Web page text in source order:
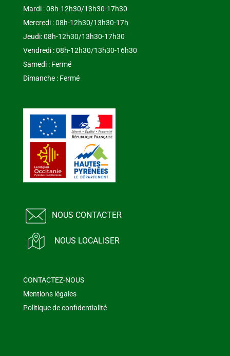
Mardi : 08h-12h30/13h30-17h30
Mercredi : 08h-12h30/13h30-17h
Jeudi: 08h-12h30/13h30-17h30
Vendredi : 08h-12h30/13h30-16h30
Samedi : Fermé
Dimanche : Fermé
NOUS CONTACTER
NOUS LOCALISER
CONTACTEZ-NOUS
Mentions légales
Politique de confidentialité